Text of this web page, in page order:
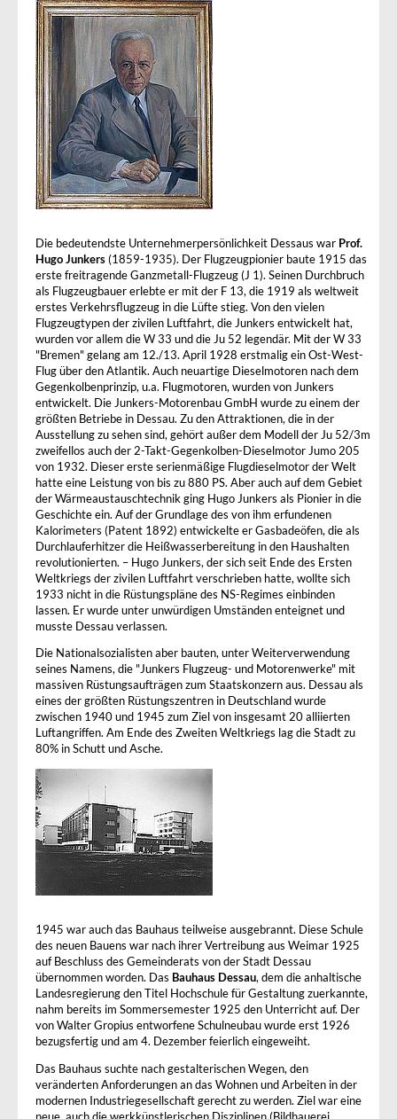
Die bedeutendste Unternehmerpersönlichkeit Dessaus war Prof.
Hugo Junkers (1859-1935). Der Flugzeugpionier baute 1915 das
erste freitragende Ganzmetall-Flugzeug (J 1). Seinen Durchbruch
als Flugzeugbauer erlebte er mit der F 13, die 1919 als weltweit
erstes Verkehrsflugzeug in die Lüfte stieg. Von den vielen
Flugzeugtypen der zivilen Luftfahrt, die Junkers entwickelt hat,
wurden vor allem die W 33 und die Ju 52 legendär. Mit der W 33
"Bremen" gelang am 12./13. April 1928 erstmalig ein Ost-West-
Flug über den Atlantik. Auch neuartige Dieselmotoren nach dem
Gegenkolbenprinzip, u.a. Flugmotoren, wurden von Junkers
entwickelt. Die Junkers-Motorenbau GmbH wurde zu einem der
größten Betriebe in Dessau. Zu den Attraktionen, die in der
Ausstellung zu sehen sind, gehört außer dem Modell der Ju 52/3m
zweifellos auch der 2-Takt-Gegenkolben-Dieselmotor Jumo 205
von 1932. Dieser erste serienmäßige Flugdieselmotor der Welt
hatte eine Leistung von bis zu 880 PS. Aber auch auf dem Gebiet
der Wärmeaustauschtechnik ging Hugo Junkers als Pionier in die
Geschichte ein. Auf der Grundlage des von ihm erfundenen
Kalorimeters (Patent 1892) entwickelte er Gasbadeöfen, die als
Durchlauferhitzer die Heißwasserbereitung in den Haushalten
revolutionierten. – Hugo Junkers, der sich seit Ende des Ersten
Weltkriegs der zivilen Luftfahrt verschrieben hatte, wollte sich
1933 nicht in die Rüstungspläne des NS-Regimes einbinden
lassen. Er wurde unter unwürdigen Umständen enteignet und
musste Dessau verlassen.
Die Nationalsozialisten aber bauten, unter Weiterverwendung
seines Namens, die "Junkers Flugzeug- und Motorenwerke" mit
massiven Rüstungsaufträgen zum Staatskonzern aus. Dessau als
eines der größten Rüstungszentren in Deutschland wurde
zwischen 1940 und 1945 zum Ziel von insgesamt 20 alliierten
Luftangriffen. Am Ende des Zweiten Weltkriegs lag die Stadt zu
80% in Schutt und Asche.
1945 war auch das Bauhaus teilweise ausgebrannt. Diese Schule
des neuen Bauens war nach ihrer Vertreibung aus Weimar 1925
auf Beschluss des Gemeinderats von der Stadt Dessau
übernommen worden. Das Bauhaus Dessau, dem die anhaltische
Landesregierung den Titel Hochschule für Gestaltung zuerkannte,
nahm bereits im Sommersemester 1925 den Unterricht auf. Der
von Walter Gropius entworfene Schulneubau wurde erst 1926
bezugsfertig und am 4. Dezember feierlich eingeweiht.
Das Bauhaus suchte nach gestalterischen Wegen, den
veränderten Anforderungen an das Wohnen und Arbeiten in der
modernen Industriegesellschaft gerecht zu werden. Ziel war eine